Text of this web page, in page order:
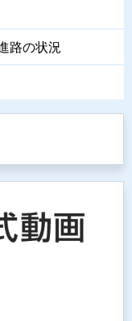
路の状況